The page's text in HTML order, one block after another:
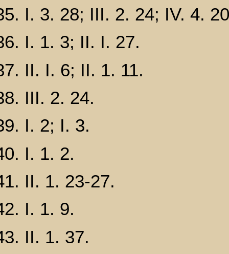
I. 3. 28; III. 2. 24; IV. 4.
I. 1. 3; II. I. 27.
II. I. 6; II. 1. 11.
III. 2. 24.
I. 2; I. 3.
I. 1. 2.
II. 1. 23-27.
I. 1. 9.
II. 1. 37.